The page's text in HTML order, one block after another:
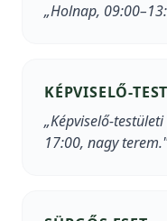
„Holnap,
KÉPVISELŐ-
„Képviselő-
17:00, nagy terem."